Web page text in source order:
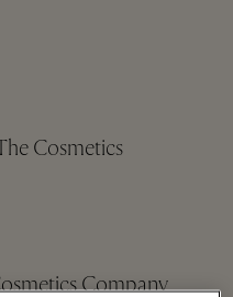
Cosmetics
Company